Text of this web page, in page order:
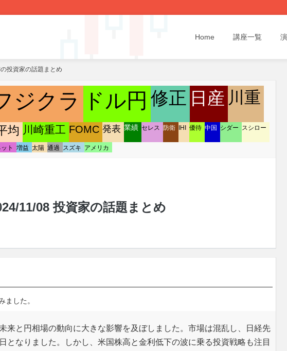
Home 講座一覧
投資家の話題まとめ
ジクラ ドル円 修正 日産 川重
均 川崎重工 FOMC 発表 業績 セレス 防衛 IHI 優待 中国 シダー スシロー
ト 増益 太陽 通過 スズキ アメリカ
11/08 投資家の話題まとめ
ました。
来と円相場の動向に大きな影響を及ぼしました。市場は混乱し、日経先
となりました。しかし、米国株高と金利低下の波に乗る投資戦略も注目